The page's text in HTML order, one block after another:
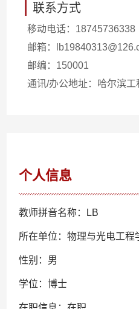
联系方式
移动电话： 18745736338
邮箱：
邮编： 150001
通讯/办公地址： 哈尔滨工
个人信息
教师拼音名称：LB
所在单位：物理与光电工程
性别：男
学位：博士